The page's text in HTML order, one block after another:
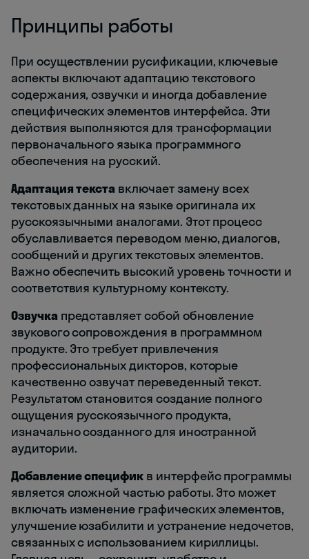
Принципы работы
При осуществлении русификации, ключевые
аспекты включают адаптацию текстового
содержания, озвучки и иногда добавление
специфических элементов интерфейса. Эти
действия выполняются для трансформации
первоначального языка программного
обеспечения на русский.
Адаптация текста включает замену всех
текстовых данных на языке оригинала их
русскоязычными аналогами. Этот процесс
обуславливается переводом меню, диалогов,
сообщений и других текстовых элементов.
Важно обеспечить высокий уровень точности и
соответствия культурному контексту.
Озвучка представляет собой обновление
звукового сопровождения в программном
продукте. Это требует привлечения
профессиональных дикторов, которые
качественно озвучат переведенный текст.
Результатом становится создание полного
ощущения русскоязычного продукта,
изначально созданного для иностранной
аудитории.
Добавление специфик в интерфейс программы
является сложной частью работы. Это может
включать изменение графических элементов,
улучшение юзабилити и устранение недочетов,
связанных с использованием кириллицы.